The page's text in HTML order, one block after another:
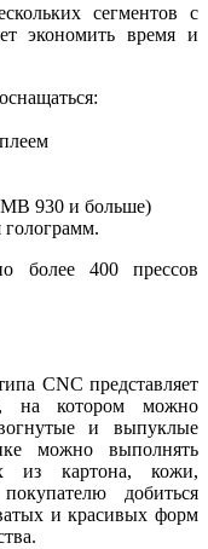
сегментов с
экономить время и
930 и больше)
более 400 прессов
CNC представляет
на котором можно
и выпуклые
можно выполнять
из картона, кожи,
добиться
и красивых форм